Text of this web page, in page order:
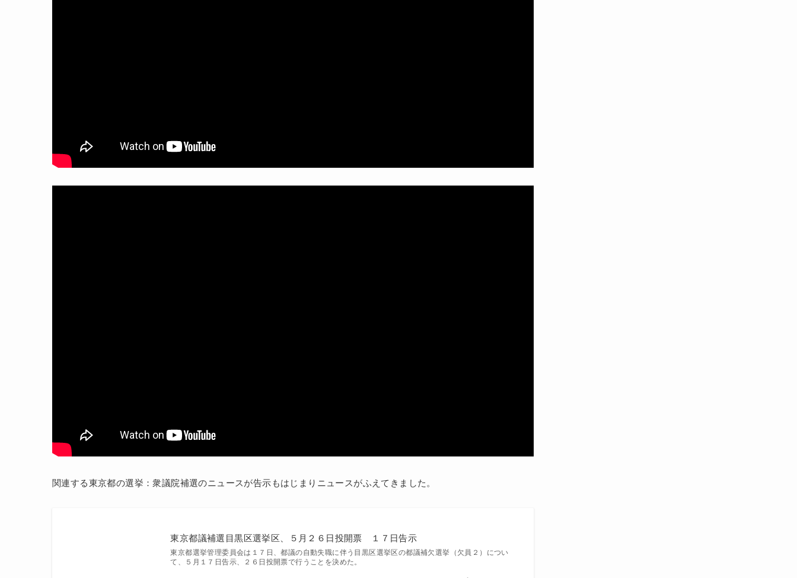
関連する東京都の選挙：衆議院補選のニュースが告示もはじまりニュースがふえてきました。
東京都議補選目黒区選挙区、５月２６日投開票 １７日告示
東京都選挙管理委員会は１７日、都議の自動失職に伴う目黒区選挙区の都議補欠選挙（欠員２）につい
て、５月１７日告示、２６日投開票で行うことを決めた。